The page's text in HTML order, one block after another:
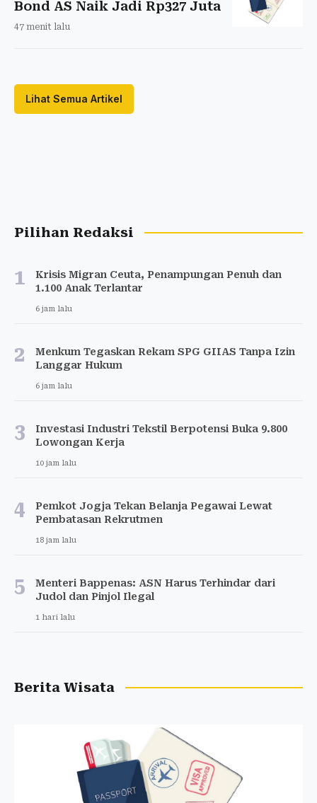
Bond AS Naik Jadi Rp327 Juta
47 menit lalu
Lihat Semua Artikel
Pilihan Redaksi
1
Krisis Migran Ceuta, Penampungan Penuh dan
1.100 Anak Terlantar
6 jam lalu
2
Menkum Tegaskan Rekam SPG GIIAS Tanpa Izin
Langgar Hukum
6 jam lalu
3
Investasi Industri Tekstil Berpotensi Buka 9.800
Lowongan Kerja
10 jam lalu
4
Pemkot Jogja Tekan Belanja Pegawai Lewat
Pembatasan Rekrutmen
18 jam lalu
5
Menteri Bappenas: ASN Harus Terhindar dari
Judol dan Pinjol Ilegal
1 hari lalu
Berita Wisata